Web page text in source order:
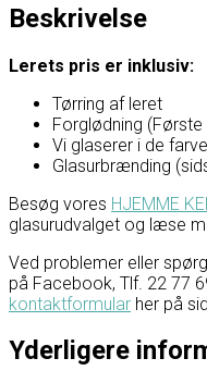
Beskrivelse
Lerets pris er inklusiv:
Tørring af leret
Forglødning
Vi glaserer i de
Glasurbrænding
Besøg vores HJEMME
glasurudvalget og læse
Ved problemer eller
på Facebook, Tlf. 22 77
kontaktformular her på
Yderligere